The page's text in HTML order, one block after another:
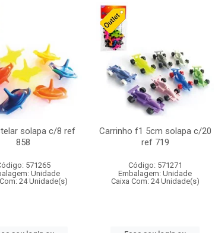
solapa c/8 ref
858
571265
Unidade
24 Unidade(s)
Carrinho f1 5cm solapa c/20
ref 719
Código: 571271
Embalagem: Unidade
Caixa Com: 24 Unidade(s)